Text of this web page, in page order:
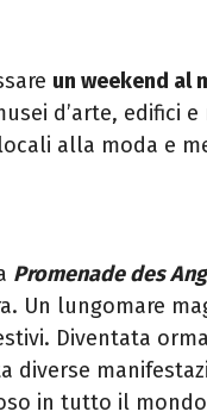
un weekend al
d’arte, edifici
alla moda e
Promenade des
Un lungomare
Diventata
diverse
in tutto il